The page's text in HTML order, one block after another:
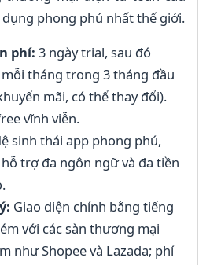
phong phú nhất thế giới.
phí: 3 ngày trial, sau đó
tháng trong 3 tháng đầu
mãi, có thể thay đổi).
vĩnh viễn.
sinh thái app phong phú,
trợ đa ngôn ngữ và đa tiền
Giao diện chính bằng tiếng
với các sàn thương mại
như Shopee và Lazada; phí